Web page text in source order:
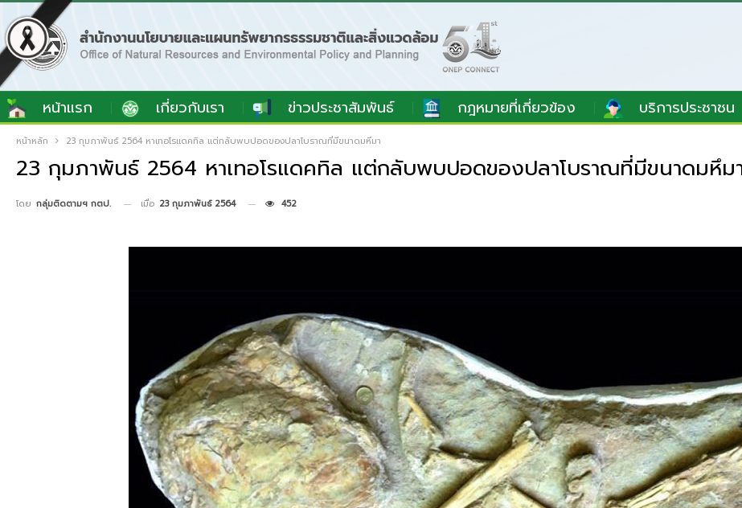
หน้าแรก เกี่ยวกับเรา ข่าวประชาสัมพันธ์ กฎหมายที่เกี่ยวข้อง บริการประชาชน
หน้าหลัก 23 กุมภาพันธ์ 2564 หาเทอโรแดคทิล แต่กลับพบปอดของปลาโบราณที่มีขนาดมหึมา
23 กุมภาพันธ์ 2564 หาเทอโรแดคทิล แต่กลับพบปอดของปลาโบราณที่มีขนาดมหึม
โดย กลุ่มติดตามฯ กตป. เมื่อ 23 กุมภาพันธ์ 2564 452